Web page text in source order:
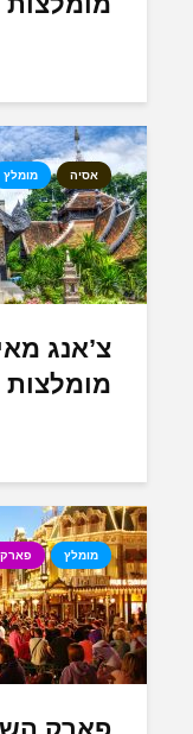
אסיה מומלץ
צ’אנג
מומלץ